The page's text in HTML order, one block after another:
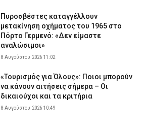
Πυροσβέστες καταγγέλλουν
μετακίνηση οχήματος του 1965 στο
Πόρτο Γερμενό: «Δεν είμαστε
αναλώσιμοι»
8 Αυγούστου 2026 11:02
«Τουρισμός για Όλους»: Ποιοι μπορούν
να κάνουν αιτήσεις σήμερα – Οι
δικαιούχοι και τα κριτήρια
8 Αυγούστου 2026 10:49